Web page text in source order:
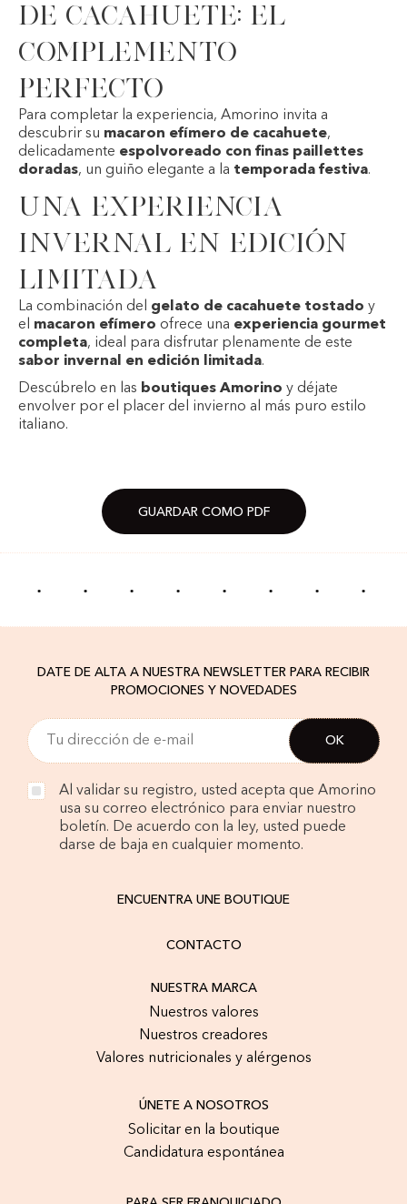
de cacahuete: el
complemento
perfecto
Para completar la experiencia, Amorino invita a
descubrir su macaron efímero de cacahuete,
delicadamente espolvoreado con finas paillettes
doradas, un guiño elegante a la temporada festiva.
Una experiencia
invernal en edición
limitada
La combinación del gelato de cacahuete tostado y
el macaron efímero ofrece una experiencia gourmet
completa, ideal para disfrutar plenamente de este
sabor invernal en edición limitada.
Descúbrelo en las boutiques Amorino y déjate
envolver por el placer del invierno al más puro estilo
italiano.
GUARDAR COMO PDF
· · · · · · · ·
DATE DE ALTA A NUESTRA NEWSLETTER PARA RECIBIR
PROMOCIONES Y NOVEDADES
Al validar su registro, usted acepta que Amorino
usa su correo electrónico para enviar nuestro
boletín. De acuerdo con la ley, usted puede
darse de baja en cualquier momento.
ENCUENTRA UNE BOUTIQUE
CONTACTO
NUESTRA MARCA
Nuestros valores
Nuestros creadores
Valores nutricionales y alérgenos
ÚNETE A NOSOTROS
Solicitar en la boutique
Candidatura espontánea